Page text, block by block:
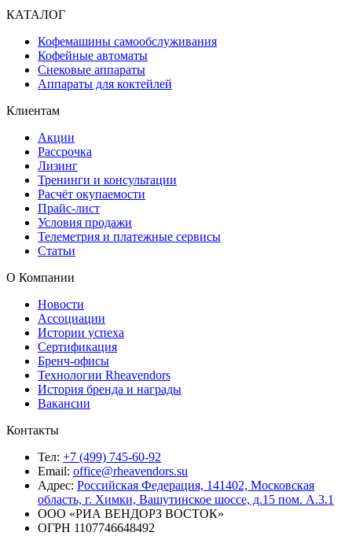
КАТАЛОГ
Кофемашины самообслуживания
Кофейные автоматы
Снековые аппараты
Аппараты для коктейлей
Клиентам
Акции
Рассрочка
Лизинг
Тренинги и консультации
Расчёт окупаемости
Прайс-лист
Условия продажи
Телеметрия и платежные сервисы
Статьи
О Компании
Новости
Ассоциации
Истории успеха
Сертификация
Бренч-офисы
Технологии Rheavendors
История бренда и награды
Вакансии
Контакты
Тел: +7 (499) 745-60-92
Email: office@rheavendors.su
Адрес: Российская Федерация, 141402, Московская
область, г. Химки, Вашутинское шоссе, д.15 пом. А.3.1
ООО «РИА ВЕНДОРЗ ВОСТОК»
ОГРН 1107746648492